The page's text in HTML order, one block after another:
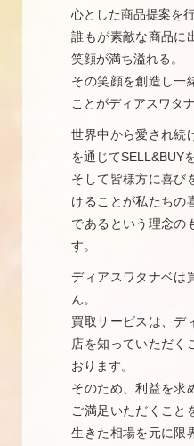
心とした商品提案を
誰もが素敵な商品に
笑顔が満ち溢れる。
その笑顔を創造し一
ことがディアスワタ
世界中から愛され続
を通じてSELL&BUY
そして皆様方に喜び
けることが私たちの
であるという理念の
す。
ディアスワタナベは
ん。
買取サービスは、デ
店を知っていただく
おります。
そのため、利益を求
ご満足いただくこと
生きた相場を元に限